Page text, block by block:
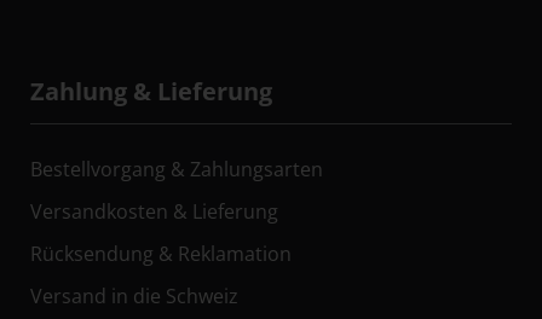
Zahlung & Lieferung
Bestellvorgang & Zahlungsarten
Versandkosten & Lieferung
Rücksendung & Reklamation
Versand in die Schweiz